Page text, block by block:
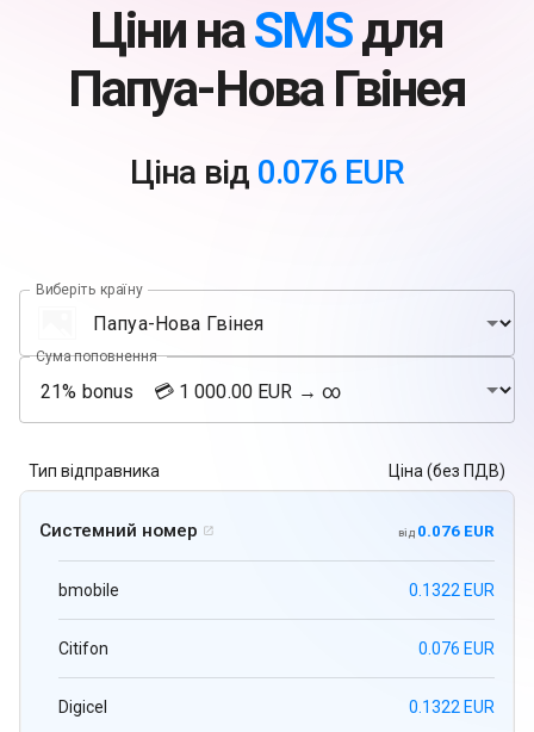
Ціни наSMSдля
Папуа-Нова Гвінея
Ціна від 0.076 EUR
Виберіть країну
Сума поповнення
Тип відправника Ціна (без ПДВ)
Системний номер  від 0.076 EUR
bmobile 0.1322 EUR
Citifon 0.076 EUR
Digicel 0.1322 EUR